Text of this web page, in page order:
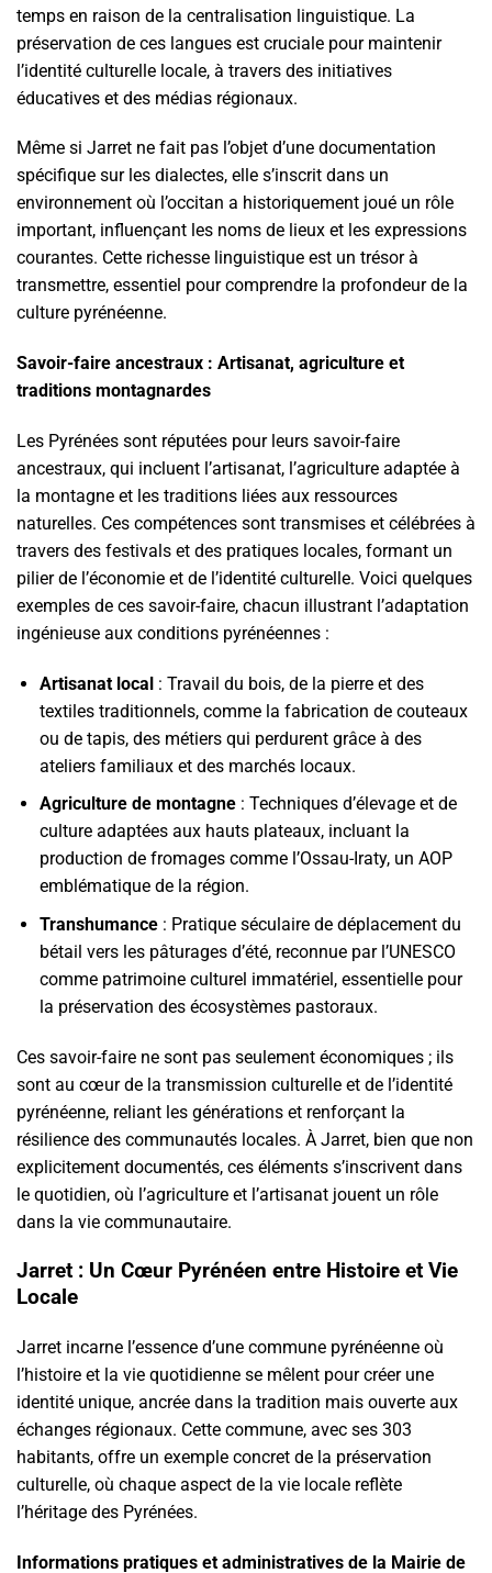
temps en raison de la centralisation linguistique. La
préservation de ces langues est cruciale pour maintenir
l’identité culturelle locale, à travers des initiatives
éducatives et des médias régionaux.
Même si Jarret ne fait pas l’objet d’une documentation
spécifique sur les dialectes, elle s’inscrit dans un
environnement où l’occitan a historiquement joué un rôle
important, influençant les noms de lieux et les expressions
courantes. Cette richesse linguistique est un trésor à
transmettre, essentiel pour comprendre la profondeur de la
culture pyrénéenne.
Savoir-faire ancestraux : Artisanat, agriculture et
traditions montagnardes
Les Pyrénées sont réputées pour leurs savoir-faire
ancestraux, qui incluent l’artisanat, l’agriculture adaptée à
la montagne et les traditions liées aux ressources
naturelles. Ces compétences sont transmises et célébrées à
travers des festivals et des pratiques locales, formant un
pilier de l’économie et de l’identité culturelle. Voici quelques
exemples de ces savoir-faire, chacun illustrant l’adaptation
ingénieuse aux conditions pyrénéennes :
Artisanat local: Travail du bois, de la pierre et des
textiles traditionnels, comme la fabrication de couteaux
ou de tapis, des métiers qui perdurent grâce à des
ateliers familiaux et des marchés locaux.
Agriculture de montagne: Techniques d’élevage et de
culture adaptées aux hauts plateaux, incluant la
production de fromages comme l’Ossau-Iraty, un AOP
emblématique de la région.
Transhumance: Pratique séculaire de déplacement du
bétail vers les pâturages d’été, reconnue par l’UNESCO
comme patrimoine culturel immatériel, essentielle pour
la préservation des écosystèmes pastoraux.
Ces savoir-faire ne sont pas seulement économiques ; ils
sont au cœur de la transmission culturelle et de l’identité
pyrénéenne, reliant les générations et renforçant la
résilience des communautés locales. À Jarret, bien que non
explicitement documentés, ces éléments s’inscrivent dans
le quotidien, où l’agriculture et l’artisanat jouent un rôle
dans la vie communautaire.
Jarret : Un Cœur Pyrénéen entre Histoire et Vie
Locale
Jarret incarne l’essence d’une commune pyrénéenne où
l’histoire et la vie quotidienne se mêlent pour créer une
identité unique, ancrée dans la tradition mais ouverte aux
échanges régionaux. Cette commune, avec ses 303
habitants, offre un exemple concret de la préservation
culturelle, où chaque aspect de la vie locale reflète
l’héritage des Pyrénées.
Informations pratiques et administratives de la Mairie de